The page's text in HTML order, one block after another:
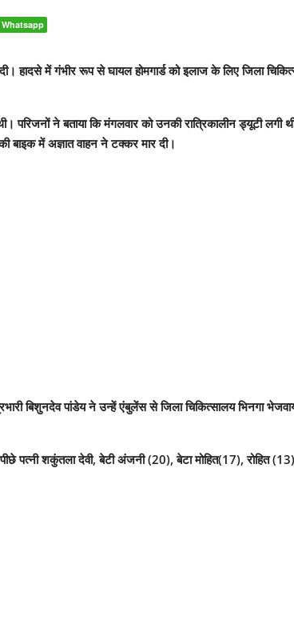
Whatsapp
हादसे में गंभीर रूप से घायल होमगार्ड को इलाज के लिए जिला
परिजनों ने बताया कि मंगलवार को उनकी रात्रिकालीन ड्यूटी
बाइक में अज्ञात वाहन ने टक्कर मार दी।
बिशुनदेव पांडेय ने उन्हें एंबुलेंस से जिला चिकित्सालय भिनगा
शकुंतला देवी, बेटी अंजनी (20), बेटा मोहित(17), रोहित (13),